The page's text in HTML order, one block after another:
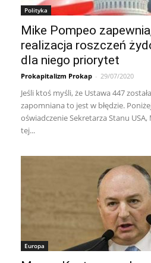
Polityka
Mike Pompeo
realizacja roszczeń
dla niego priorytet
Prokapitalizm Prokap - 29/07/2020
Jeśli ktoś myśli, że Ustawa 447
zapomniana to jest w błędzie.
oświadczenie Sekretarza Stanu
tej...
Europa